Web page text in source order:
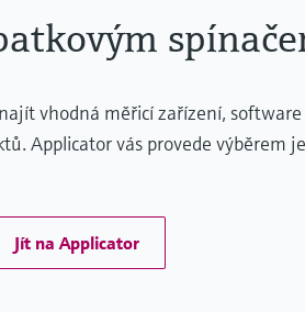
vhodná měřicí zařízení,
Applicator vás provede výběrem
Jít na Applicator